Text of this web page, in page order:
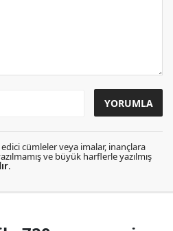
cümleler veya imalar, inançlara
ve büyük harflerle yazılmış
.